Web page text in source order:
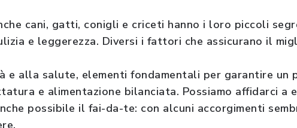
cani, gatti, conigli e criceti hanno i loro piccoli
e leggerezza. Diversi i fattori che assicurano il
e alla salute, elementi fondamentali per garantire un
e alimentazione bilanciata. Possiamo affidarci a
possibile il fai-da-te: con alcuni accorgimenti